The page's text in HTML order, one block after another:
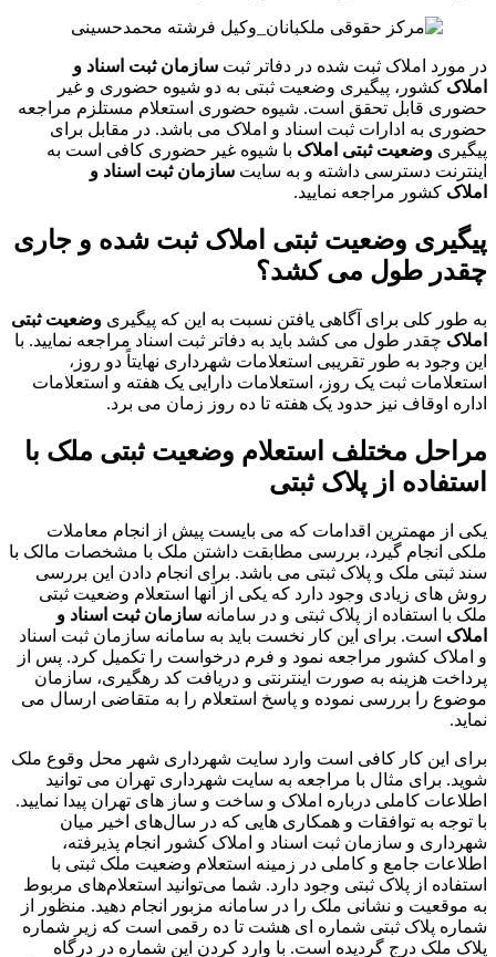
در مورد املاک ثبت شده در دفاتر ثبت سازمان ثبت اسناد و
املاک کشور، پیگیری وضعیت ثبتی به دو شیوه حضوری و غیر
حضوری قابل تحقق است. شیوه حضوری استعلام مستلزم مراجعه
حضوری به ادارات ثبت اسناد و املاک می باشد. در مقابل برای
پیگیری وضعیت ثبتی املاک با شیوه غیر حضوری کافی است به
اینترنت دسترسی داشته و به سایت سازمان ثبت اسناد و
املاک کشور مراجعه نمایید.
پیگیری وضعیت ثبتی املاک ثبت شده و جاری
چقدر طول می کشد؟
به طور کلی برای آگاهی یافتن نسبت به این که پیگیری وضعیت ثبتی
املاک چقدر طول می کشد باید به دفاتر ثبت اسناد مراجعه نمایید. با
این وجود به طور تقریبی استعلامات شهرداری نهایتاً دو روز،
استعلامات ثبت یک روز، استعلامات دارایی یک هفته و استعلامات
اداره اوقاف نیز حدود یک هفته تا ده روز زمان می برد.
مراحل مختلف استعلام وضعیت ثبتی ملک با
استفاده از پلاک ثبتی
یکی از مهمترین اقدامات که می بایست پیش از انجام معاملات
ملکی انجام گیرد، بررسی مطابقت داشتن ملک با مشخصات مالک با
سند ثبتی ملک و پلاک ثبتی می باشد. برای انجام دادن این بررسی
روش های زیادی وجود دارد که یکی از آنها استعلام وضعیت ثبتی
ملک با استفاده از پلاک ثبتی و در سامانه سازمان ثبت اسناد و
املاک است. برای این کار نخست باید به سامانه سازمان ثبت اسناد
و املاک کشور مراجعه نمود و فرم درخواست را تکمیل کرد. پس از
پرداخت هزینه به صورت اینترنتی و دریافت کد رهگیری، سازمان
موضوع را بررسی نموده و پاسخ استعلام را به متقاضی ارسال می
نماید.
برای این کار کافی است وارد سایت شهرداری شهر محل وقوع ملک
شوید. برای مثال با مراجعه به سایت شهرداری تهران می توانید
اطلاعات کاملی درباره املاک و ساخت و ساز های تهران پیدا نمایید.
با توجه به توافقات و همکاری هایی که در سال‌‎های اخیر میان
شهرداری و سازمان ثبت اسناد و املاک کشور انجام پذیرفته،
اطلاعات جامع و کاملی در زمینه استعلام وضعیت ملک ثبتی با
استفاده از پلاک ثبتی وجود دارد. شما می‌توانید استعلام‌های مربوط
به موقعیت و نشانی ملک را در سامانه مزبور انجام دهید. منظور از
شماره پلاک ثبتی شماره ای هشت تا ده رقمی است که زیر شماره
پلاک ملک درج گردیده است. با وارد کردن این شماره در درگاه